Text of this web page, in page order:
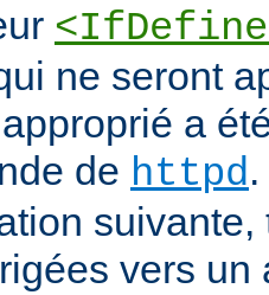
ne seront
a
de httpd
vers un